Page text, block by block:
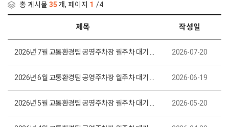
총 게시물35 개, 페이지 1 /4
제목 작성일
2026-07-20
2026-06-19
2026-05-20